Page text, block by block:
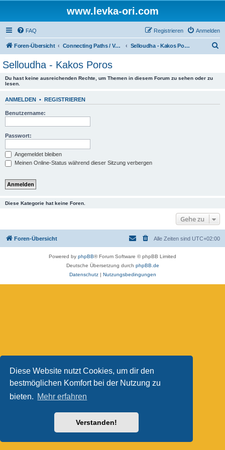
Diese Website nutzt Cookies, um dir den
bestmöglichen Komfort bei der Nutzung zu
bieten. Mehr erfahren
Verstanden!
www.levka-ori.com
FAQ Anmelden
Registrieren
Foren-Übersicht Connecting Paths / Verbindungswege Selloudha - Kakos Poros
Selloudha - Kakos Poros
Du hast keine ausreichenden Rechte, um Themen in diesem Forum zu sehen oder zu
lesen.
ANMELDEN • REGISTRIEREN
Benutzername:
Passwort:
Angemeldet bleiben
Meinen Online-Status während dieser Sitzung verbergen
Diese Kategorie hat keine Foren.
Gehe zu
Foren-Übersicht Alle Zeiten sind UTC+02:00
Powered by phpBB® Forum Software © phpBB Limited
Deutsche Übersetzung durch phpBB.de
Datenschutz| Nutzungsbedingungen